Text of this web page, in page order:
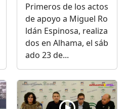
Primeros de los actos
de apoyo a Miguel Ro
ldán Espinosa, realiza
dos en Alhama, el sáb
ado 23 de...